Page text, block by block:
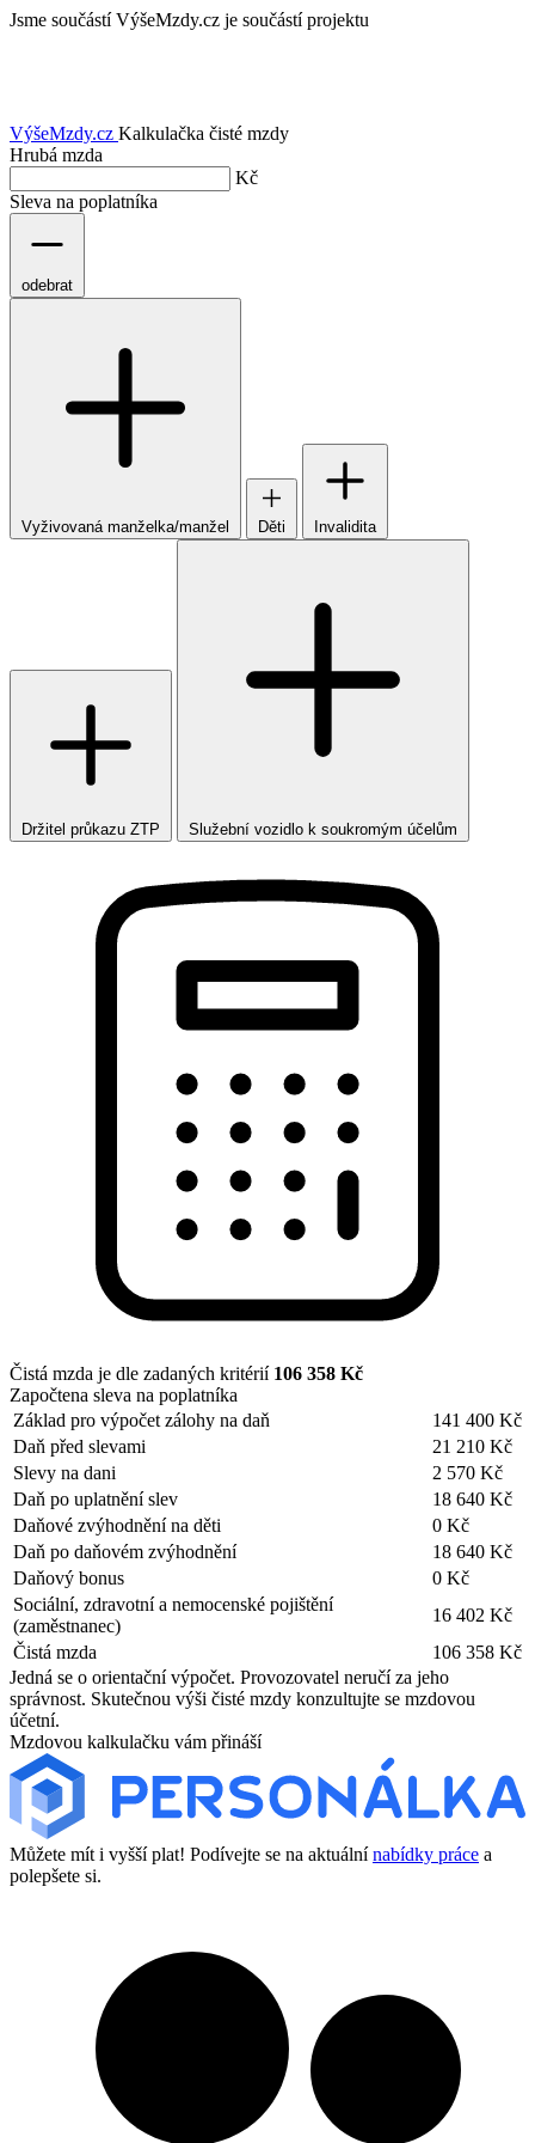
Jsme součástí VýšeMzdy.cz je součástí projektu
VýšeMzdy.cz Kalkulačka čisté mzdy
Hrubá mzda
Kč
Sleva na poplatníka
odebrat
Vyživovaná manželka/manžel Děti Invalidita
Držitel průkazu ZTP Služební vozidlo k soukromým účelům
Čistá mzda je dle zadaných kritérií 106 358 Kč
Započtena sleva na poplatníka
Základ pro výpočet zálohy na daň
141 400 Kč
Daň před slevami
21 210 Kč
Slevy na dani
2 570 Kč
Daň po uplatnění slev
18 640 Kč
Daňové zvýhodnění na děti
0 Kč
Daň po daňovém zvýhodnění
18 640 Kč
Daňový bonus
0 Kč
Sociální, zdravotní a nemocenské pojištění
(zaměstnanec)
16 402 Kč
Čistá mzda
106 358 Kč
Jedná se o orientační výpočet. Provozovatel neručí za jeho
správnost. Skutečnou výši čisté mzdy konzultujte se mzdovou
účetní.
Mzdovou kalkulačku vám přináší
Můžete mít i vyšší plat! Podívejte se na aktuálnínabídky práce a
polepšete si.